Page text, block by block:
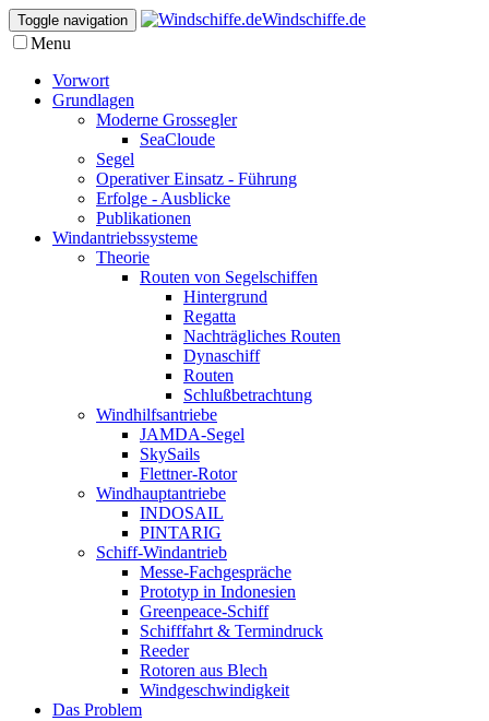
Toggle navigation
Windschiffe.de
Menu
Vorwort
Grundlagen
Moderne Grossegler
SeaCloude
Segel
Operativer Einsatz - Führung
Erfolge - Ausblicke
Publikationen
Windantriebssysteme
Theorie
Routen von Segelschiffen
Hintergrund
Regatta
Nachträgliches Routen
Dynaschiff
Routen
Schlußbetrachtung
Windhilfsantriebe
JAMDA-Segel
SkySails
Flettner-Rotor
Windhauptantriebe
INDOSAIL
PINTARIG
Schiff-Windantrieb
Messe-Fachgespräche
Prototyp in Indonesien
Greenpeace-Schiff
Schifffahrt & Termindruck
Reeder
Rotoren aus Blech
Windgeschwindigkeit
Das Problem